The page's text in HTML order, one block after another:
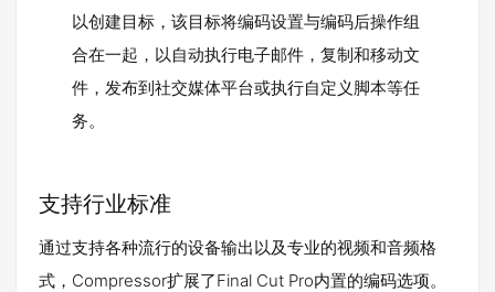
以创建目标，该目标将编码设置与编码后操作组
合在一起，以自动执行电子邮件，复制和移动文
件，发布到社交媒体平台或执行自定义脚本等任
务。
支持行业标准
通过支持各种流行的设备输出以及专业的视频和音频格
式，Compressor扩展了Final Cut Pro内置的编码选项。